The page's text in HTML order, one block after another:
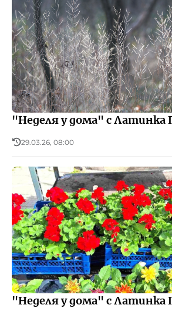
"Неделя у дома" с Латинка
29.03.26, 08:00
"Неделя у дома" с Латинка